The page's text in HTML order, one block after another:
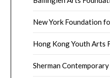
New York Foundation
Hong Kong Youth Arts
Sherman